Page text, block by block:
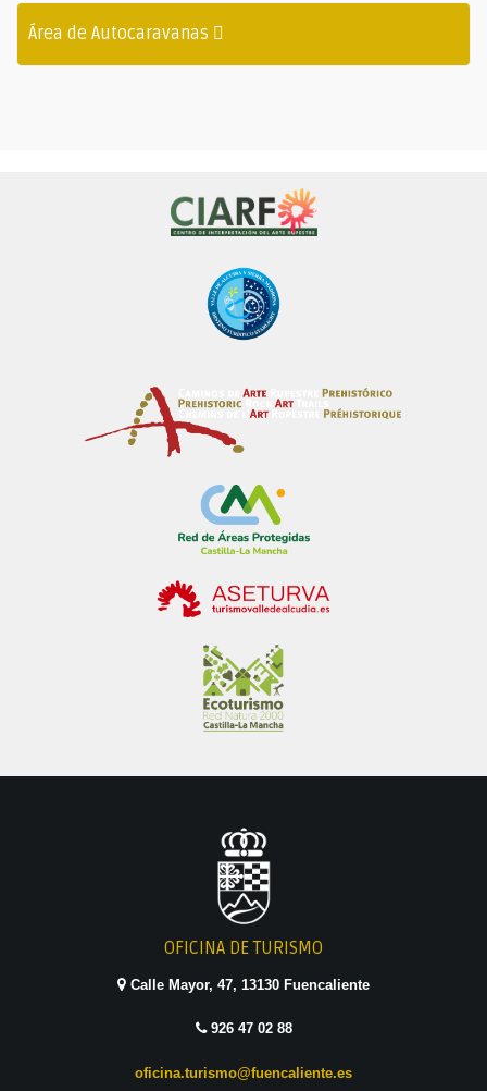
Área de Autocaravanas
OFICINA DE TURISMO
Calle Mayor, 47, 13130 Fuencaliente
926 47 02 88
oficina.turismo@fuencaliente.es